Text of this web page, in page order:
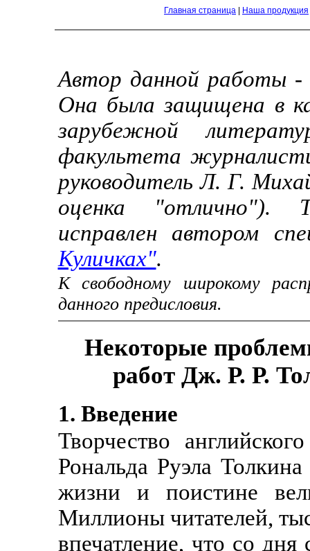
Главная страница Наша продукция
Автор данной работы
Она была защищена в
зарубежной
факультета
руководитель Л. Г.
оценка "отлично").
исправлен автором
Куличках".
К свободному широкому
данного предисловия.
Некоторые
работ Дж. Р. Р.
1. Введение
Творчество
Рональда Руэла
жизни и поистине
Миллионы читателей,
впечатление, что со